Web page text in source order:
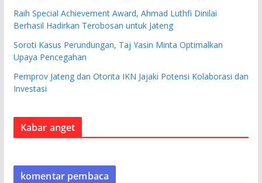
Raih Special Achievement Award, Ahmad Luthfi Dinilai
Berhasil Hadirkan Terobosan untuk Jateng
Soroti Kasus Perundungan, Taj Yasin Minta Optimalkan
Upaya Pencegahan
Pemprov Jateng dan Otorita IKN Jajaki Potensi Kolaborasi dan
Investasi
Kabar anget
komentar pembaca